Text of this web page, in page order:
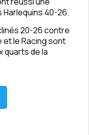
Harlequins 40-26.
20-26 contre
et le Racing sont
quarts de la